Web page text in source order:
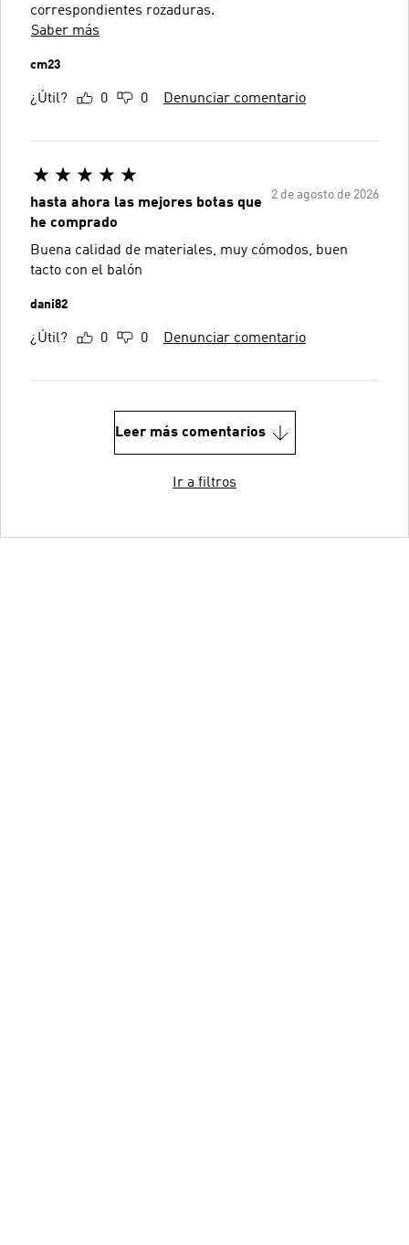
correspondientes rozaduras.
Saber más
cm23
¿Útil? 0 0 Denunciar comentario
2 de agosto de 2026
hasta ahora las mejores botas que
he comprado
Buena calidad de materiales, muy cómodos, buen
tacto con el balón
dani82
¿Útil? 0 0 Denunciar comentario
Leer más comentarios
Ir a filtros